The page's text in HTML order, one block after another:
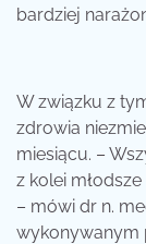
bardziej
W związku z
zdrowia
miesiącu. –
z kolei
– mówi dr n.
wykonywanym